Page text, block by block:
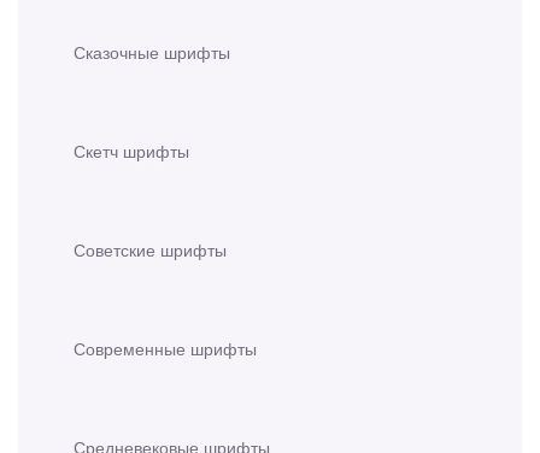
Сказочные шрифты
Скетч шрифты
Советские шрифты
Современные шрифты
Средневековые шрифты